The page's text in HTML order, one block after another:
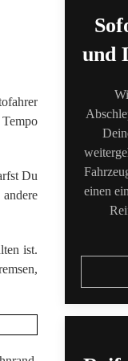
Du
ist.
und
einen